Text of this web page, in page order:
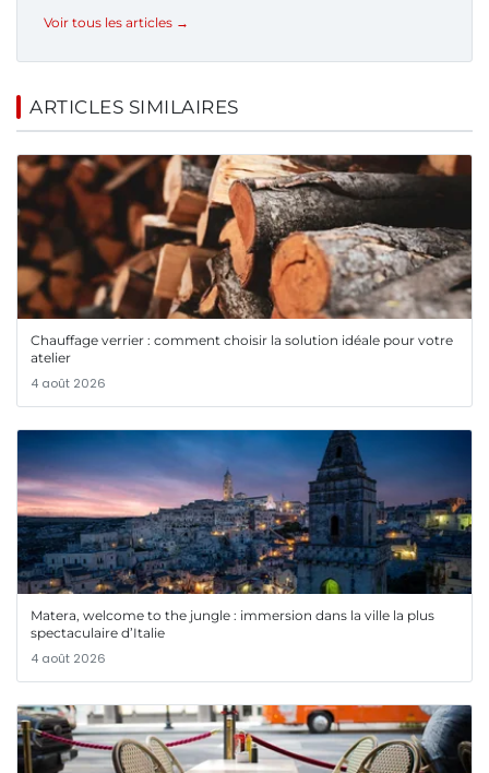
Voir tous les articles →
ARTICLES SIMILAIRES
Chauffage verrier : comment choisir la solution idéale pour votre
atelier
4 août 2026
Matera, welcome to the jungle : immersion dans la ville la plus
spectaculaire d’Italie
4 août 2026